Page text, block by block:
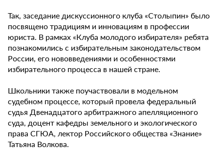
Так, заседание дискуссионного клуба «Столыпин» было
посвящено традициям и инновациям в профессии
юриста. В рамках «Клуба молодого избирателя» ребята
познакомились с избирательным законодательством
России, его нововведениями и особенностями
избирательного процесса в нашей стране.
Школьники также поучаствовали в модельном
судебном процессе, который провела федеральный
судья Двенадцатого арбитражного апелляционного
суда, доцент кафедры земельного и экологического
права СГЮА, лектор Российского общества «Знание»
Татьяна Волкова.